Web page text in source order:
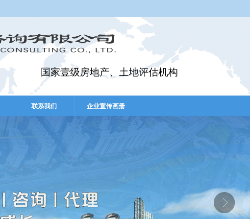
国家壹级房地产、土地评估机构
联系我们 企业宣传画册